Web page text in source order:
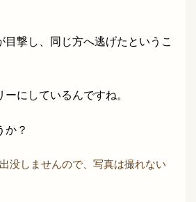
目撃し、同じ方へ逃げたというこ
にしているんですね。
か？
没しませんので、写真は撮れない